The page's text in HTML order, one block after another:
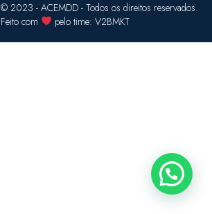
© 2023 - ACEMDD - Todos os direitos reservados.
Feito com
pelo time: V2BMKT